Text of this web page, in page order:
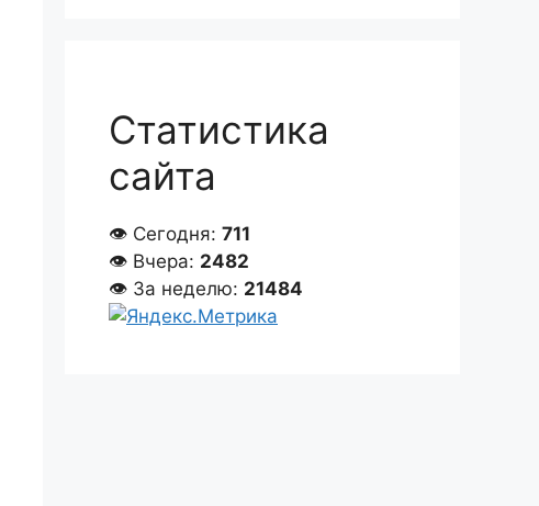
Статистика
сайта
👁 Сегодня: 711
👁 Вчера: 2482
👁 За неделю: 21484